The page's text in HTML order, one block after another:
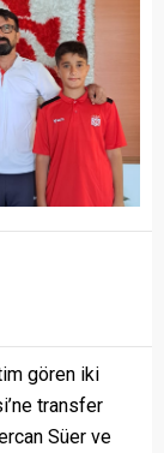
gören iki
transfer
Süer ve